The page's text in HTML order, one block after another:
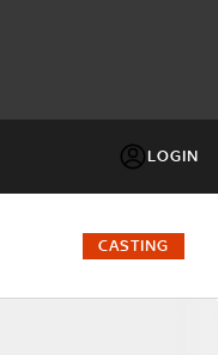
LOGIN
FACTOR
CASTING